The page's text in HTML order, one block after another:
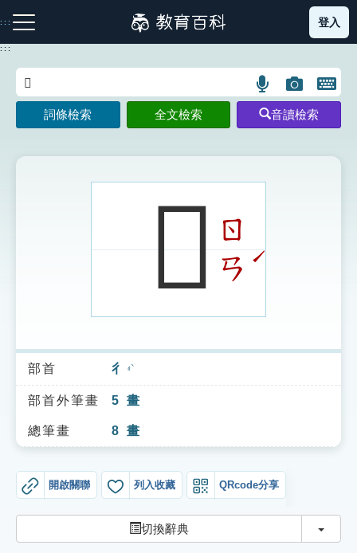
到
主
:::
注音索引圖示 筆畫索引圖示 部首索引表圖示
索引選單
知識索引
單字索引
登入
:::
語
言
搜
示
圖
片
搜
開
鍵
圖
詞條檢索 全文檢索 音讀檢索
𢓒ㄖ
ㄢˊ
部首 彳 ㄔˋ
部首外筆畫 5 畫
總筆畫 8 畫
開啟關聯 列入收藏 QRcode分享
切換辭典 切換